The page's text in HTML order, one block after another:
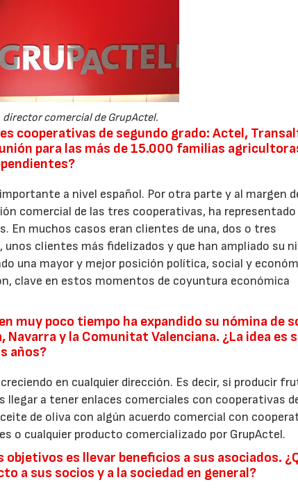
director comercial de GrupActel.
cooperativas de segundo grado: Actel,
para las más de 15.000 familias
a nivel español. Por otra parte y al margen
comercial de las tres cooperativas, ha representado
En muchos casos eran clientes de una, dos o tres
clientes más fidelizados y que han ampliado su
una mayor y mejor posición política, social y
clave en estos momentos de coyuntura económica
muy poco tiempo ha expandido su nómina de
Navarra y la Comunitat Valenciana. ¿La idea es
años?
en cualquier dirección. Es decir, si producir
llegar a tener enlaces comerciales con cooperativas
de oliva con algún acuerdo comercial con
o cualquier producto comercializado por GrupActel.
es llevar beneficios a sus asociados.
a sus socios y a la sociedad en general?